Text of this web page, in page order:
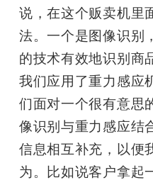
说，在这个贩卖机里
法。一个是图像识别
的技术有效地识别商
我们应用了重力感应
们面对一个很有意思
像识别与重力感应结
信息相互补充，以便
为。比如说客户拿起